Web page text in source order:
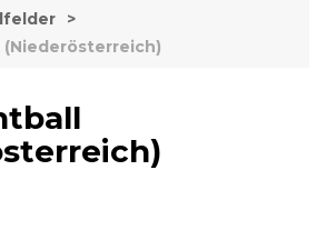
(Niederösterreich)